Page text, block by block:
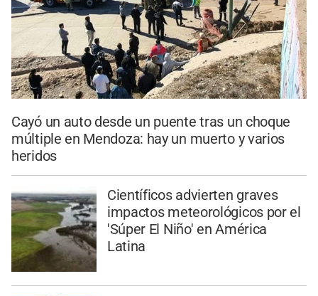
Cayó un auto desde un puente tras un choque
múltiple en Mendoza: hay un muerto y varios
heridos
Científicos advierten graves
impactos meteorológicos por el
'Súper El Niño' en América
Latina